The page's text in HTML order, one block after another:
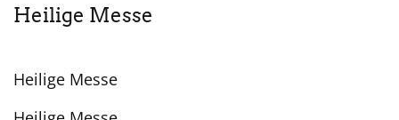
Heilige Messe
Heilige Messe